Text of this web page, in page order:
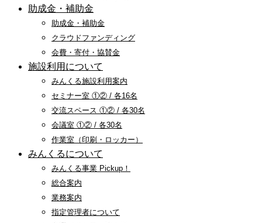
助成金・補助金
助成金・補助金
クラウドファンディング
会費・寄付・協賛金
施設利用について
みんくる施設利用案内
セミナー室 ①② / 各16名
交流スペース ①② / 各30名
会議室 ①② / 各30名
作業室（印刷・ロッカー）
みんくるについて
みんくる事業 Pickup！
総合案内
業務案内
指定管理者について